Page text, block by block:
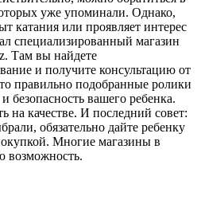
уже упоминали. Однако,
катания или проявляет интерес
специализированный магазин
Там вы найдете
и получите консультацию от
правильно подобранные ролики
безопасность вашего ребенка.
на качестве. И последний совет:
обязательно дайте ребенку
Многие магазины в
возможность.